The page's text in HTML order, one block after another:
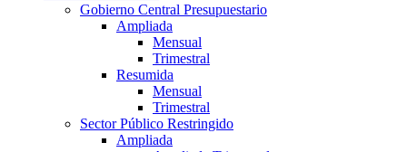
Gobierno Central Presupuestario
Ampliada
Mensual
Trimestral
Resumida
Mensual
Trimestral
Sector Público Restringido
Ampliada